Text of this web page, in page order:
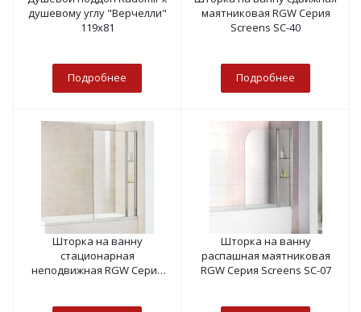
душевому углу "Верчелли"
119х81
Подробнее
маятниковая RGW Серия
Screens SC-40
Подробнее
Шторка на ванну
стационарная
неподвижная RGW Серия
Шторка на ванну
распашная маятниковая
RGW Серия Screens SC-07